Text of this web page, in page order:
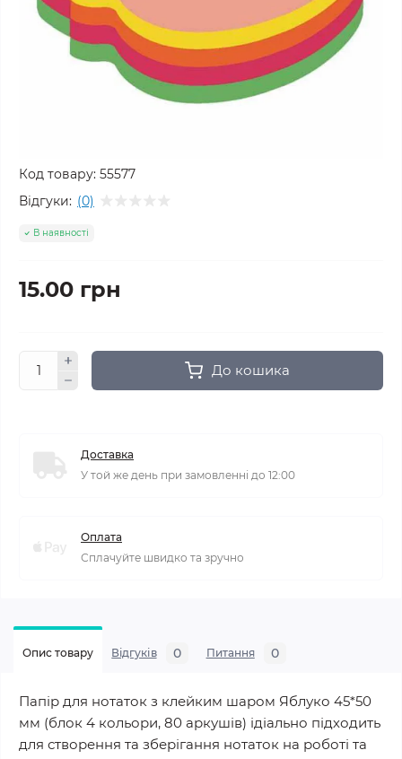
Код товару: 55577
Відгуки: (0)
В наявності
15.00 грн
До кошика
Доставка
У той же день при замовленні до 12:00
Оплата
Сплачуйте швидко та зручно
Опис товару Відгуків 0 Питання 0
Папір для нотаток з клейким шаром Яблуко 45*50
мм (блок 4 кольори, 80 аркушів) ідіально підходить
для створення та зберігання нотаток на роботі та